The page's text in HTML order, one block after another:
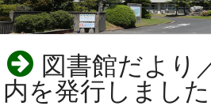
図書館だより
内を発行しました